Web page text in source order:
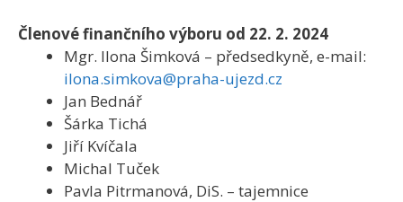
Členové finančního výboru od 22. 2. 2024
Mgr. Ilona Šimková – předsedkyně, e-mail:
ilona.simkova@praha-ujezd.cz
Jan Bednář
Šárka Tichá
Jiří Kvíčala
Michal Tuček
Pavla Pitrmanová, DiS. – tajemnice